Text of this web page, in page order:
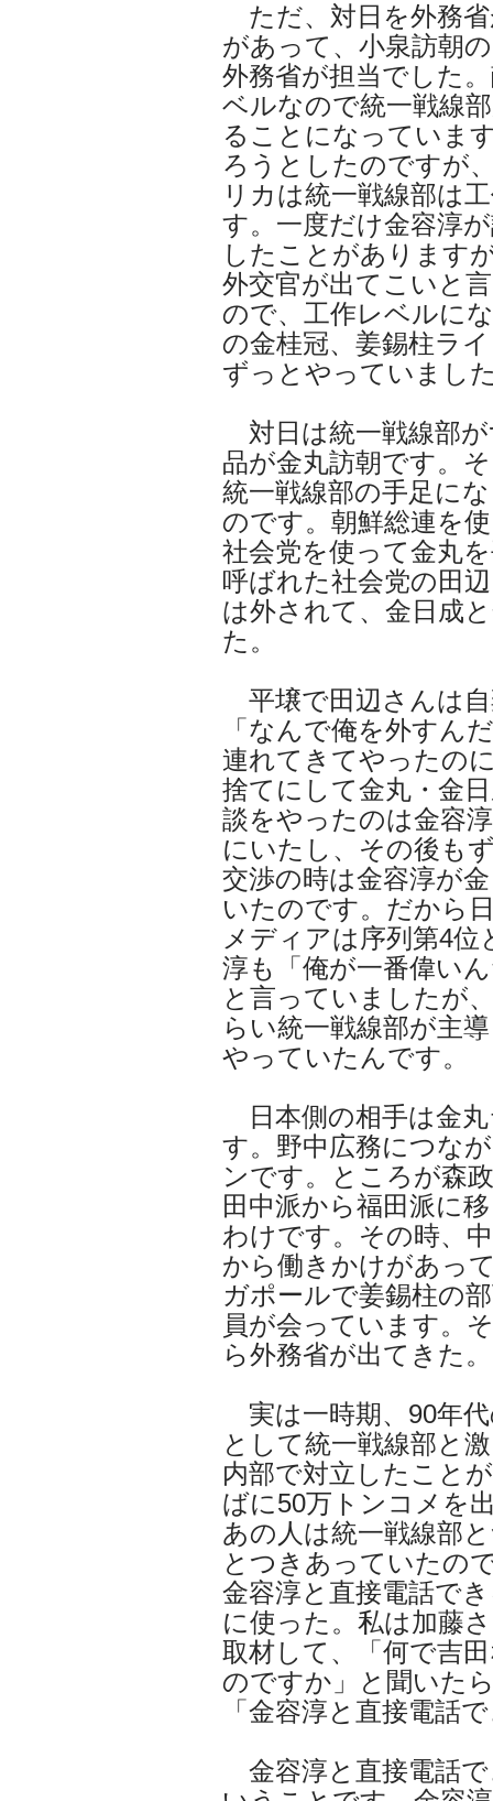
ただ、対日を外務
があって、小泉訪朝
外務省が担当でした
ベルなので統一戦線
ることになっていま
ろうとしたのですが
リカは統一戦線部は
す。一度だけ金容淳
したことがあります
外交官が出てこいと
ので、工作レベルに
の金桂冠、姜錫柱ラ
ずっとやっていまし
対日は統一戦線部
品が金丸訪朝です。
統一戦線部の手足に
のです。朝鮮総連を
社会党を使って金丸
呼ばれた社会党の田
は外されて、金日成
た。
平壌で田辺さんは
「なんで俺を外すん
連れてきてやったの
捨てにして金丸・金
談をやったのは金容
にいたし、その後も
交渉の時は金容淳が
いたのです。だから
メディアは序列第4
淳も「俺が一番偉い
と言っていましたが
らい統一戦線部が主
やっていたんです。
日本側の相手は金
す。野中広務につな
ンです。ところが森
田中派から福田派に
わけです。その時、
から働きかけがあっ
ガポールで姜錫柱の
員が会っています。
ら外務省が出てきた。
実は一時期、90年
として統一戦線部と
内部で対立したこと
ばに50万トンコメを
あの人は統一戦線部
とつきあっていたの
金容淳と直接電話で
に使った。私は加藤
取材して、「何で吉
のですか」と聞いた
「金容淳と直接電話
金容淳と直接電話